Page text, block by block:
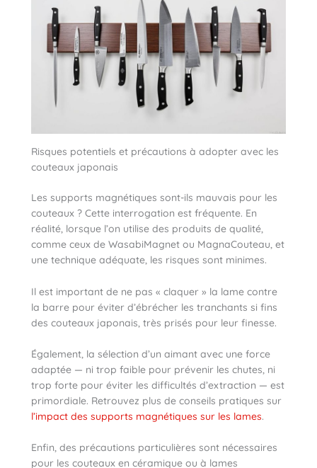
Risques potentiels et précautions à adopter avec les
couteaux japonais
Les supports magnétiques sont-ils mauvais pour les
couteaux ? Cette interrogation est fréquente. En
réalité, lorsque l’on utilise des produits de qualité,
comme ceux de WasabiMagnet ou MagnaCouteau, et
une technique adéquate, les risques sont minimes.
Il est important de ne pas « claquer » la lame contre
la barre pour éviter d’ébrécher les tranchants si fins
des couteaux japonais, très prisés pour leur finesse.
Également, la sélection d’un aimant avec une force
adaptée — ni trop faible pour prévenir les chutes, ni
trop forte pour éviter les difficultés d’extraction — est
primordiale. Retrouvez plus de conseils pratiques sur
l’impact des supports magnétiques sur les lames.
Enfin, des précautions particulières sont nécessaires
pour les couteaux en céramique ou à lames